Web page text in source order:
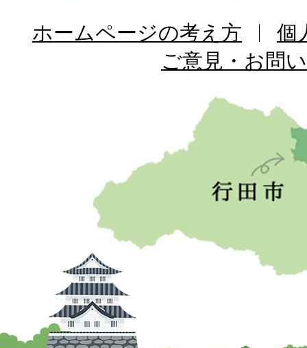
ホームページの考え方
個
ご意見・お問